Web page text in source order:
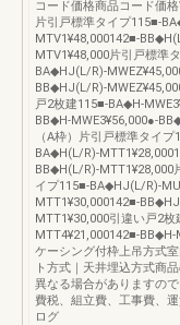
コード価格商品コード価
片引戸標準タイプ115■-
MTV1¥48,000142■-
MTV1¥48,000片引戸標準
BA◆HJ(L/R)-
BB◆HJ(L/R)-
戸2枚建115■-BA◆H-
BB◆H-MWE3¥56,000●-
（A枠）片引戸標準タイ
BA◆H(L/R)-
BB◆H(L/R)-MTT1¥28,000
イプ115■-BA◆HJ(L/R)-
MTT1¥30,000142■-
MTT1¥30,000引違い戸2
MTT4¥21,000142■-
ケーシング付枠上吊方式
ト方式｜天井埋込方式商
異なる場合がありますの
費税、組立費、工事費、
ログ